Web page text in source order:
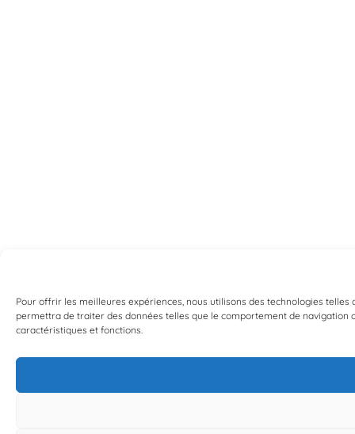
Pour offrir les meilleures expériences, nous utilisons des technologies
permettra de traiter des données telles que le comportement de
caractéristiques et fonctions.